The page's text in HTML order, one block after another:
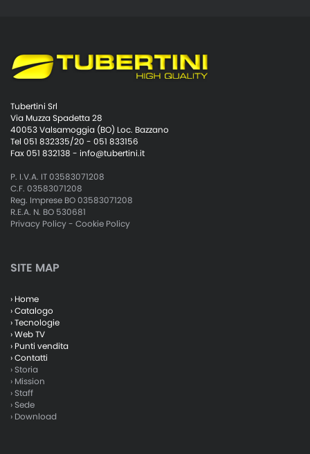
Tubertini Srl
Via Muzza Spadetta 28
40053 Valsamoggia (BO) Loc. Bazzano
Tel 051 832335/20 - 051 833156
Fax 051 832138 - info@tubertini.it
P. I.V.A. IT 03583071208
C.F. 03583071208
Reg. Imprese BO 03583071208
R.E.A. N. BO 530681
Privacy Policy- Cookie Policy
SITE MAP
› Home
› Catalogo
› Tecnologie
› Web TV
› Punti vendita
› Contatti
› Storia
› Mission
› Staff
› Sede
› Download